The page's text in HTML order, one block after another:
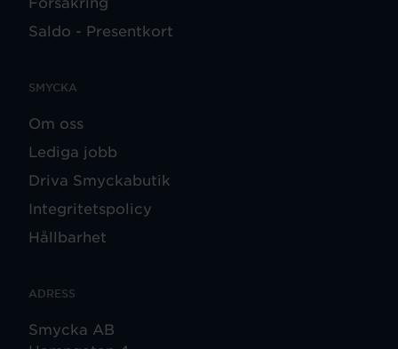
Saldo - Presentkort
SMYCKA
Om oss
Lediga jobb
Driva Smyckabutik
Integritetspolicy
Hållbarhet
ADRESS
Smycka AB